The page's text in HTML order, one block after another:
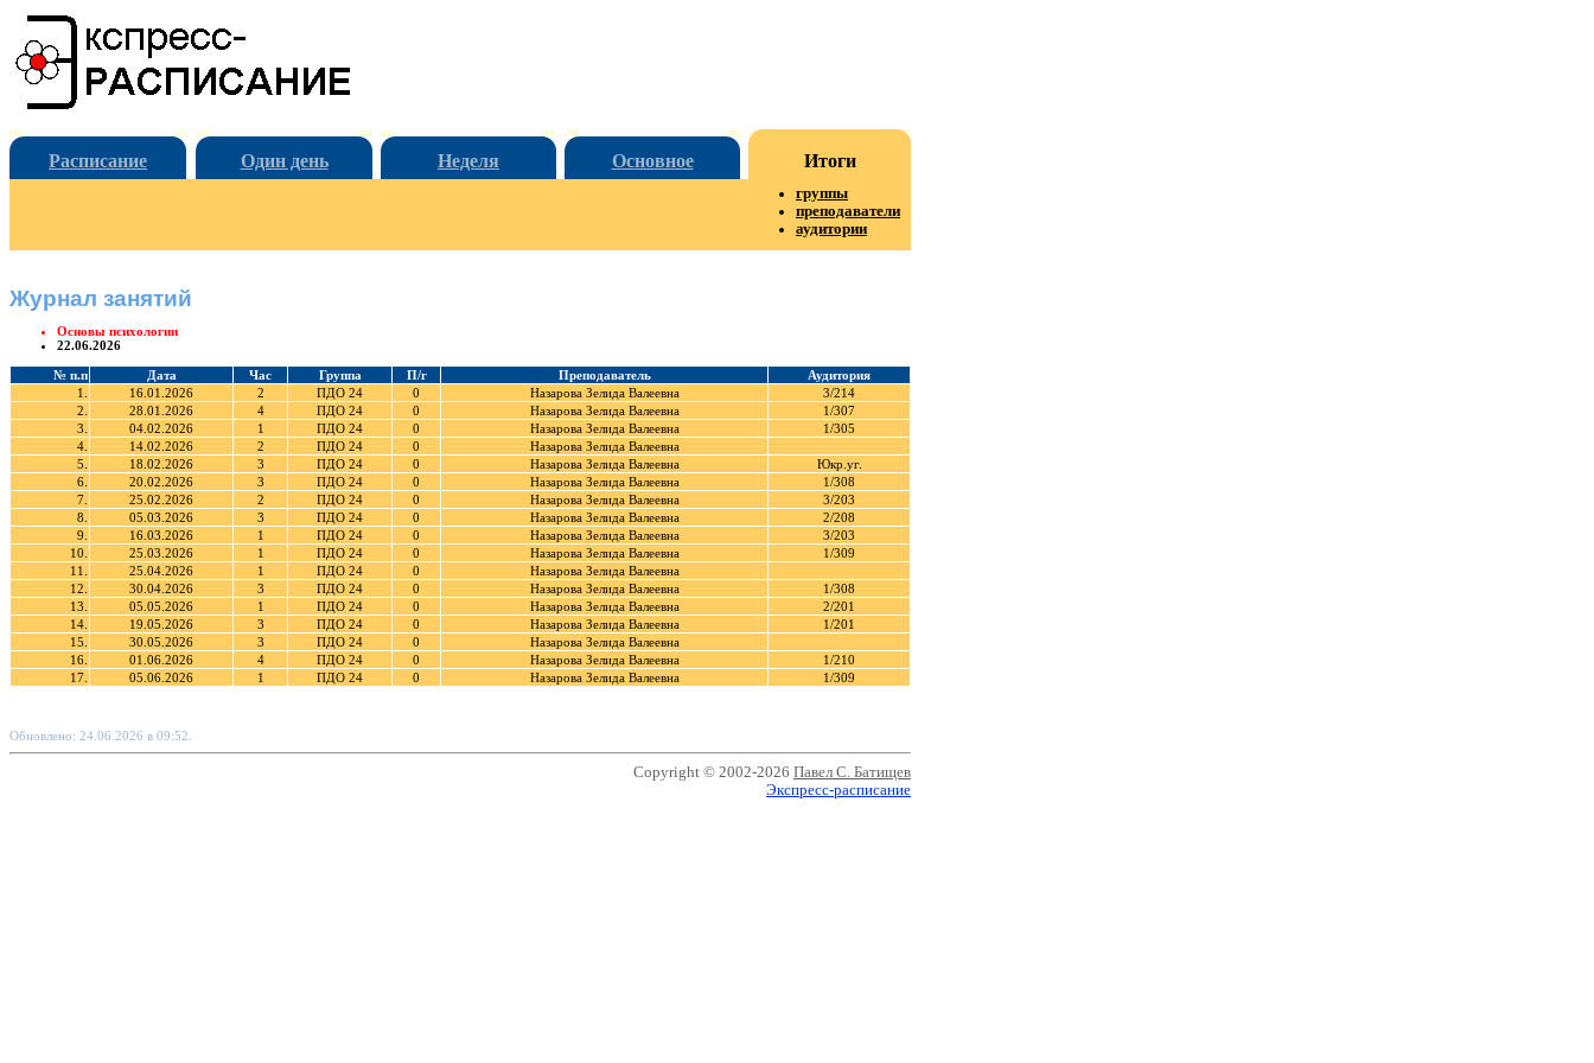
Расписание Один день Неделя Основное Итоги
группы
преподаватели
аудитории
Журнал занятий
Основы психологии
22.06.2026
№ п.п Дата Час Группа П/г Преподаватель
Аудитория
1.
16.01.2026 2 ПДО 24 0 Назарова Зелида Валеевна
3/214
2.
28.01.2026 4 ПДО 24 0 Назарова Зелида Валеевна
1/307
3.
04.02.2026 1 ПДО 24 0 Назарова Зелида Валеевна
1/305
4.
14.02.2026 2 ПДО 24 0
Назарова Зелида Валеевна
5.
18.02.2026 3 ПДО 24 0 Назарова Зелида Валеевна
Юкр.уг.
6.
20.02.2026 3 ПДО 24 0 Назарова Зелида Валеевна
1/308
7.
25.02.2026 2 ПДО 24 0 Назарова Зелида Валеевна
3/203
8.
05.03.2026 3 ПДО 24 0 Назарова Зелида Валеевна
2/208
9.
16.03.2026 1 ПДО 24 0 Назарова Зелида Валеевна
3/203
10.
25.03.2026 1 ПДО 24 0 Назарова Зелида Валеевна
1/309
11.
25.04.2026 1 ПДО 24 0
Назарова Зелида Валеевна
12.
30.04.2026 3 ПДО 24 0 Назарова Зелида Валеевна
1/308
13.
05.05.2026 1 ПДО 24 0 Назарова Зелида Валеевна
2/201
14.
19.05.2026 3 ПДО 24 0 Назарова Зелида Валеевна
1/201
15.
30.05.2026 3 ПДО 24 0
Назарова Зелида Валеевна
16.
01.06.2026 4 ПДО 24 0 Назарова Зелида Валеевна
1/210
17.
05.06.2026 1 ПДО 24 0 Назарова Зелида Валеевна 1/309
Обновлено: 24.06.2026 в 09:52.
Copyright © 2002-2026 Павел С. Батищев
Экспресс-расписание